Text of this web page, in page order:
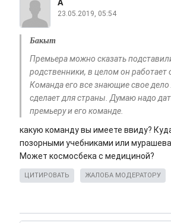
А
23.05.2019, 05:54
Бакыт
Премьера можно сказать
родственники, в целом он работает
Команда его все знающие свое
сделает для страны. Думаю надо
премьеру и его команде.
какую команду вы имеете ввиду?
позорными учебниками или
Может космосбека с медициной?
ЦИТИРОВАТЬ ЖАЛОБА МОДЕРАТОРУ